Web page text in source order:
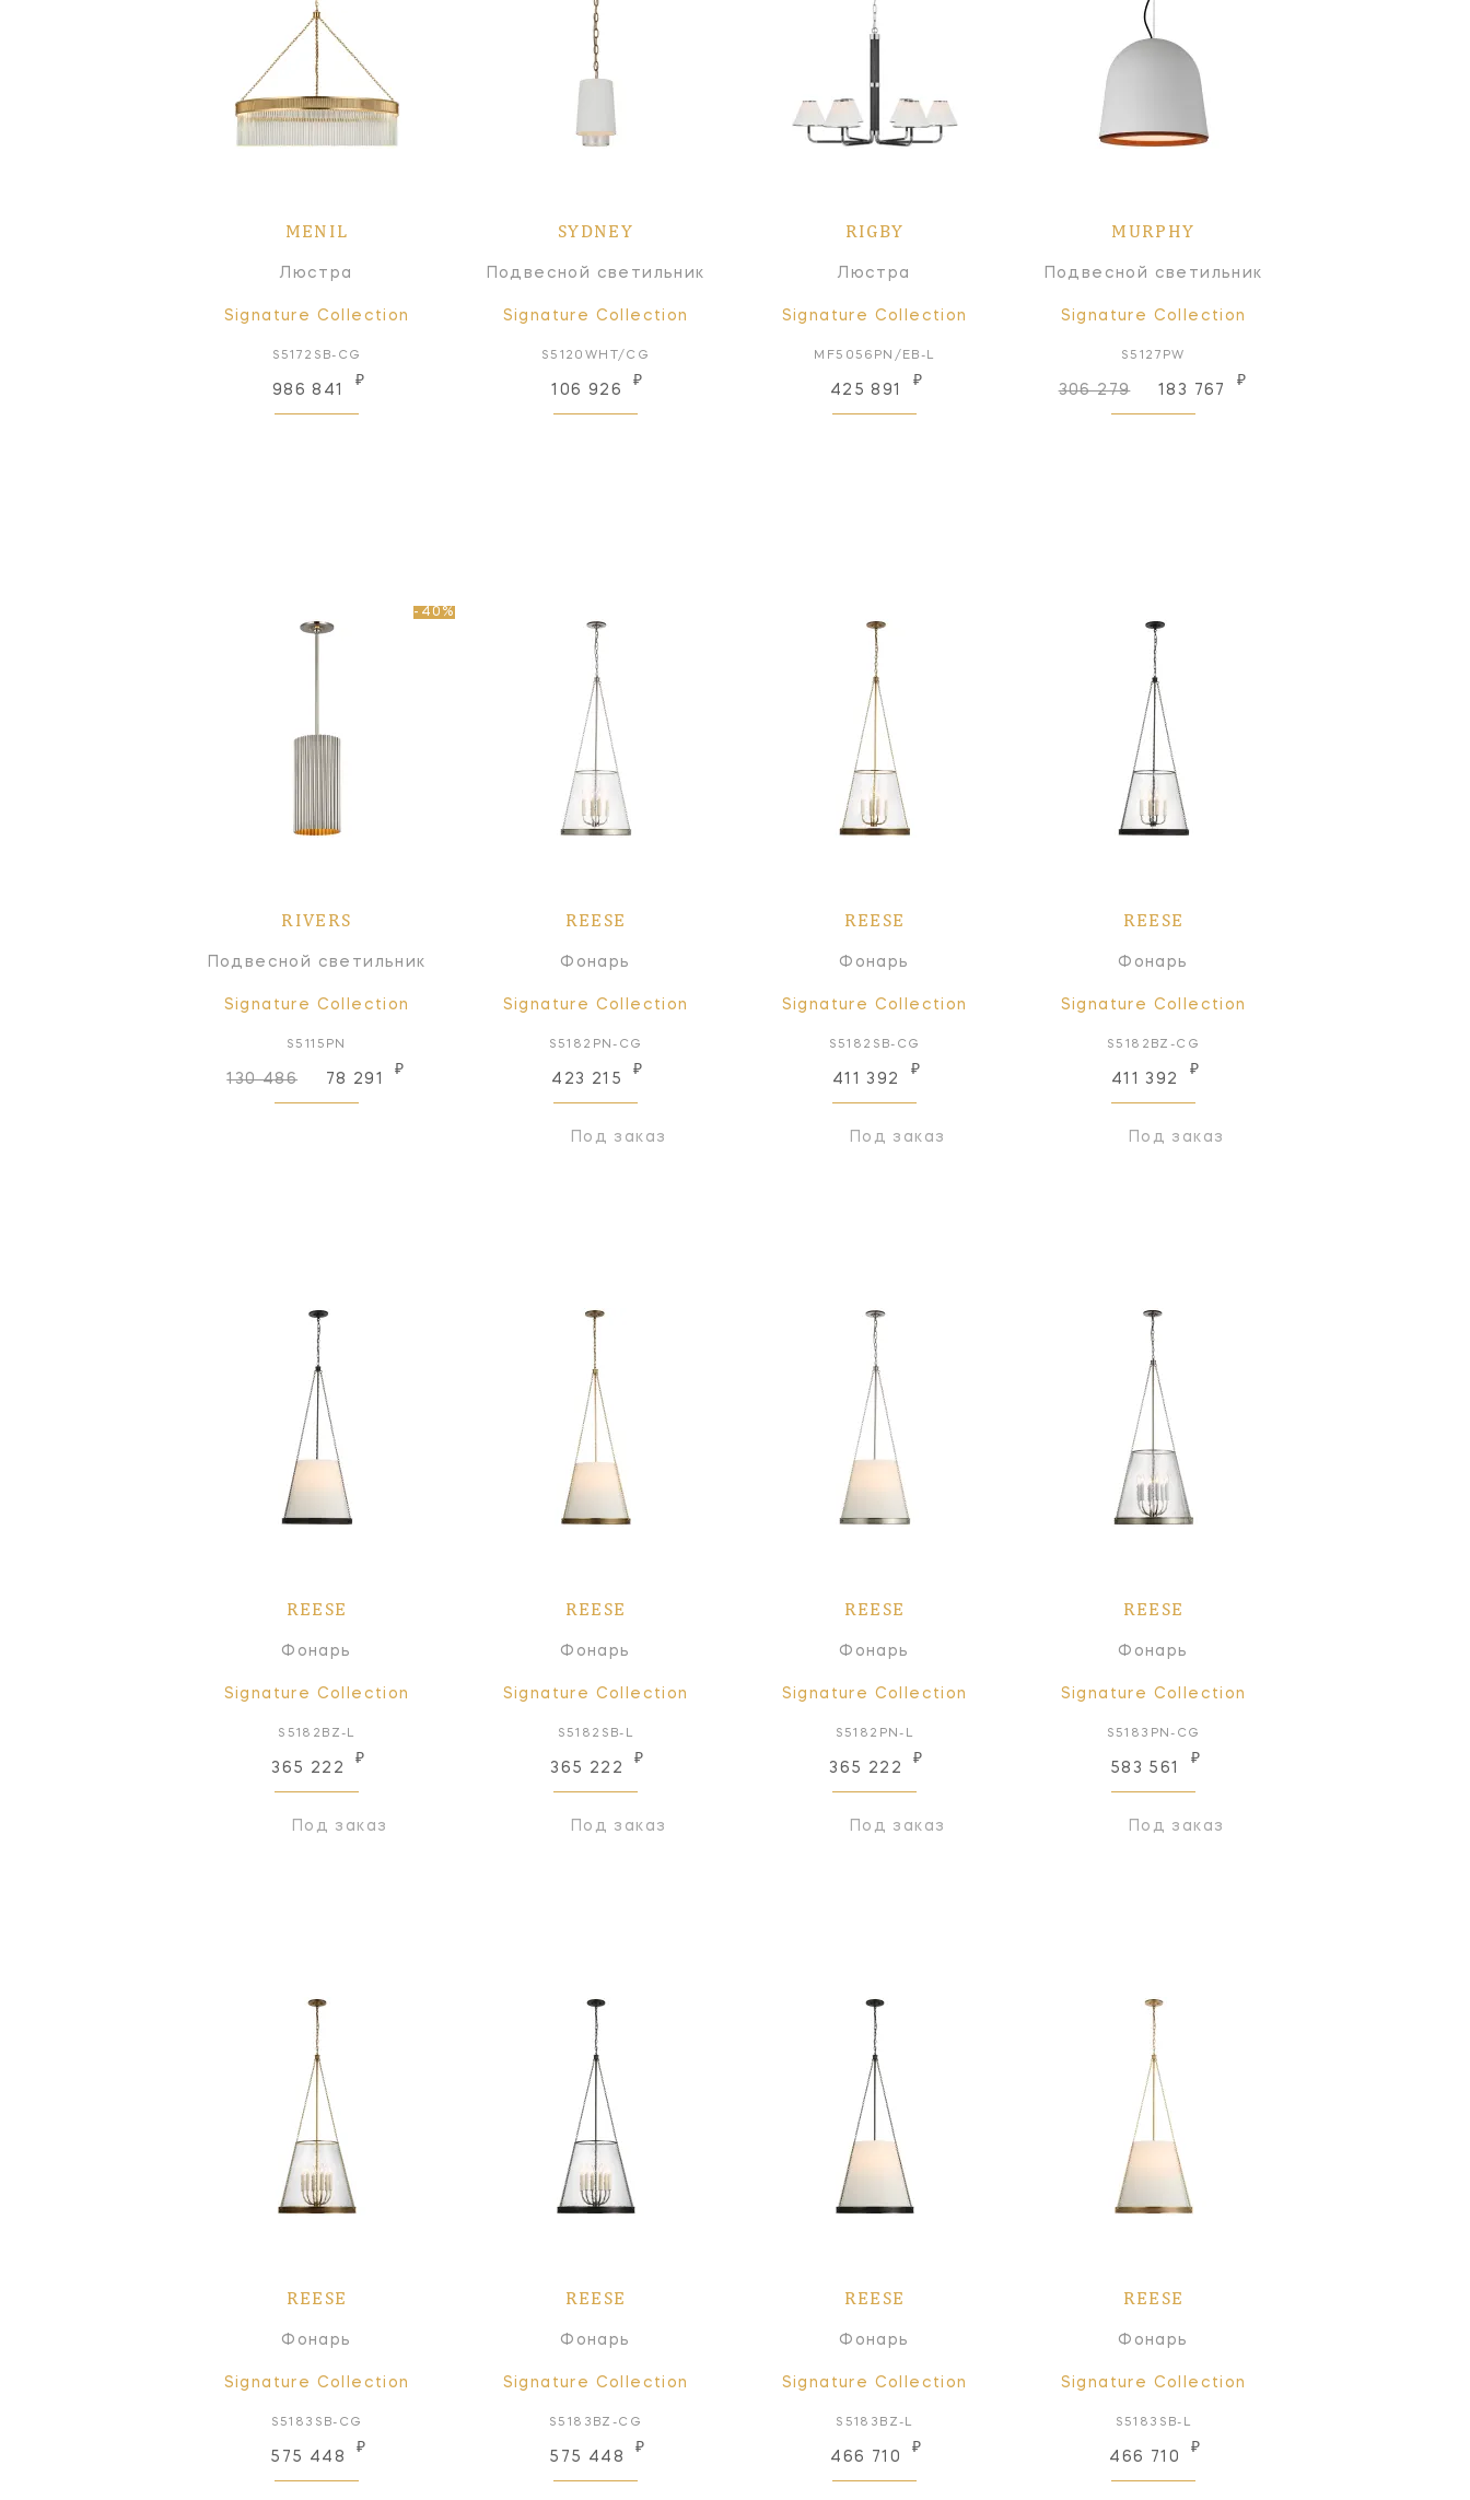
MENIL
Люстра
Signature Collection
S5172SB-CG
986 841
₽
SYDNEY
Подвесной светильник
Signature Collection
S5120WHT/CG
106 926
₽
RIGBY
Люстра
Signature Collection
MF5056PN/EB-L
425 891
₽
MURPHY
Подвесной светильник
Signature Collection
S5127PW
306 279 183 767
₽
-40%
RIVERS
Подвесной светильник
Signature Collection
S5115PN
130 486 78 291
₽
REESE
Фонарь
Signature Collection
S5182PN-CG
423 215
₽
Под заказ
REESE
Фонарь
Signature Collection
S5182SB-CG
411 392
₽
Под заказ
REESE
Фонарь
Signature Collection
S5182BZ-CG
411 392
₽
Под заказ
REESE
Фонарь
Signature Collection
S5182BZ-L
365 222
₽
Под заказ
REESE
Фонарь
Signature Collection
S5182SB-L
365 222
₽
Под заказ
REESE
Фонарь
Signature Collection
S5182PN-L
365 222
₽
Под заказ
REESE
Фонарь
Signature Collection
S5183PN-CG
583 561
₽
Под заказ
REESE
Фонарь
Signature Collection
S5183SB-CG
575 448
₽
REESE
Фонарь
Signature Collection
S5183BZ-CG
575 448
₽
REESE
Фонарь
Signature Collection
S5183BZ-L
466 710
₽
REESE
Фонарь
Signature Collection
S5183SB-L
466 710
₽